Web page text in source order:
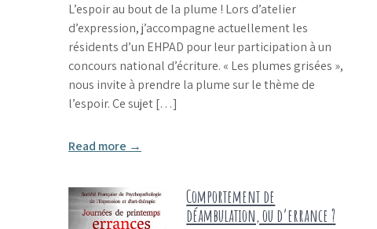
L’espoir au bout de la plume ! Lors d’atelier
d’expression, j’accompagne actuellement les
résidents d’un EHPAD pour leur participation à un
concours national d’écriture. « Les plumes grisées »,
nous invite à prendre la plume sur le thème de
l’espoir. Ce sujet […]
Read more →
Comportement de
déambulation, ou d’errance ?